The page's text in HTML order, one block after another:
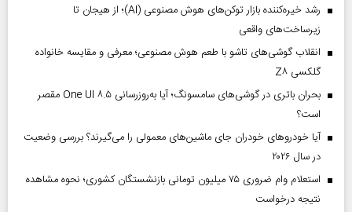
رشد خیره‌کننده بازار توکن‌های هوش مصنوعی (AI)؛ از هیجان تا
زیرساخت‌های واقعی
انقلاب گوشی‌های تاشو‌ با طعم هوش مصنوعی؛ معرفی و مقایسه خانواده
گلکسی Z۸
بحران باتری در گوشی‌های سامسونگ؛ آیا به‌روزرسانی One UI ۸.۵ مقصر
است؟
آیا خودروهای خودران جای ماشین‌های معمولی را می‌گیرند؟ بررسی وضعیت
در سال ۲۰۲۶
استعلام وام ضروری ۷۵ میلیون تومانی بازنشستگان کشوری؛ نحوه مشاهده
نتیجه درخواست